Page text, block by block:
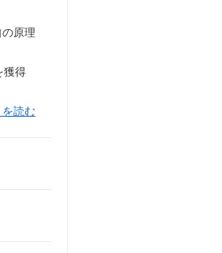
原理
獲得
を読む